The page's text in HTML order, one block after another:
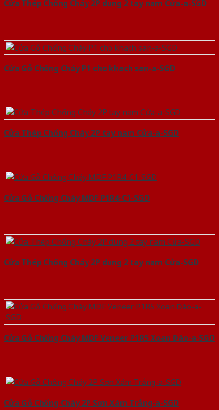
Cửa Thép Chống Cháy 2P dung 2 tay nam Cửa-a-SGD
Cửa Gỗ Chống Cháy P1 cho khach san-a-SGD
Cửa Thép Chống Cháy 2P tay nam Cửa-a-SGD
Cửa Gỗ Chống Cháy MDF P1R4-C1-SGD
Cửa Thép Chống Cháy 2P dung 2 tay nam Cửa-SGD
Cửa Gỗ Chống Cháy MDF Veneer P1R5 Xoan Đào-a-SGD
Cửa Gỗ Chống Cháy 2P Sơn Xám Trắng-a-SGD